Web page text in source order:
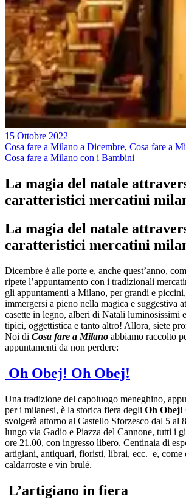
15 Ottobre 2022
Cosa fare a Milano a Dicembre, Cosa fare a
Cosa fare a Milano con i Bambini
La magia del natale
caratteristici mercatini
La magia del natale
caratteristici mercatini
Dicembre è alle porte e, anche quest’anno,
ripete l’appuntamento con i tradizionali
gli appuntamenti a Milano, per grandi e
immergersi a pieno nella magica e suggestiva
casette in legno, alberi di Natali luminosissimi
tipici, oggettistica e tanto altro! Allora, siete
Noi di Cosa fare a Milano abbiamo raccolto
appuntamenti da non perdere:
Oh Obej! Oh Obej!
Una tradizione del capoluogo meneghino,
per i milanesi, è la storica fiera degli Oh Obej!
svolgerà attorno al Castello Sforzesco dal 5 al
lungo via Gadio e Piazza del Cannone, tutti i
ore 21.00, con ingresso libero. Centinaia di
artigiani, antiquari, fioristi, librai, ecc. e, come
caldarroste e vin brulé.
L’artigiano in fiera